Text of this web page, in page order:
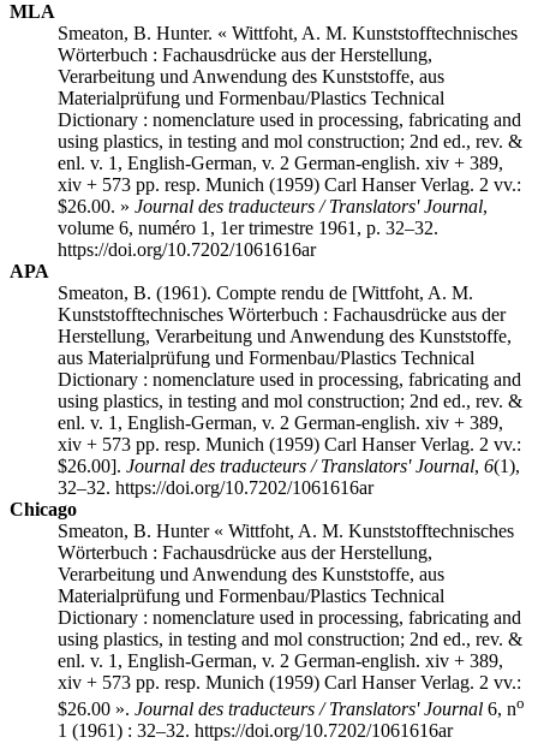
MLA
Smeaton, B. Hunter. « Wittfoht, A. M. Kunststofftechnisches
Wörterbuch : Fachausdrücke aus der Herstellung,
Verarbeitung und Anwendung des Kunststoffe, aus
Materialprüfung und Formenbau/Plastics Technical
Dictionary : nomenclature used in processing, fabricating and
using plastics, in testing and mol construction; 2nd ed., rev. &
enl. v. 1, English-German, v. 2 German-english. xiv + 389,
xiv + 573 pp. resp. Munich (1959) Carl Hanser Verlag. 2 vv.:
$26.00. » Journal des traducteurs / Translators' Journal,
volume 6, numéro 1, 1er trimestre 1961, p. 32–32.
https://doi.org/10.7202/1061616ar
APA
Smeaton, B. (1961). Compte rendu de [Wittfoht, A. M.
Kunststofftechnisches Wörterbuch : Fachausdrücke aus der
Herstellung, Verarbeitung und Anwendung des Kunststoffe,
aus Materialprüfung und Formenbau/Plastics Technical
Dictionary : nomenclature used in processing, fabricating and
using plastics, in testing and mol construction; 2nd ed., rev. &
enl. v. 1, English-German, v. 2 German-english. xiv + 389,
xiv + 573 pp. resp. Munich (1959) Carl Hanser Verlag. 2 vv.:
$26.00]. Journal des traducteurs / Translators' Journal, 6(1),
32–32. https://doi.org/10.7202/1061616ar
Chicago
Smeaton, B. Hunter « Wittfoht, A. M. Kunststofftechnisches
Wörterbuch : Fachausdrücke aus der Herstellung,
Verarbeitung und Anwendung des Kunststoffe, aus
Materialprüfung und Formenbau/Plastics Technical
Dictionary : nomenclature used in processing, fabricating and
using plastics, in testing and mol construction; 2nd ed., rev. &
enl. v. 1, English-German, v. 2 German-english. xiv + 389,
xiv + 573 pp. resp. Munich (1959) Carl Hanser Verlag. 2 vv.:
$26.00 ». Journal des traducteurs / Translators' Journal 6, no
1 (1961) : 32–32. https://doi.org/10.7202/1061616ar